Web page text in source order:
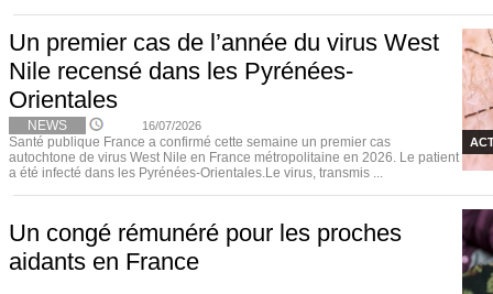
Un premier cas de l’année du virus West
Nile recensé dans les Pyrénées-
Orientales
NEWS 16/07/2026
Santé publique France a confirmé cette semaine un premier cas
autochtone de virus West Nile en France métropolitaine en 2026. Le patient
a été infecté dans les Pyrénées-Orientales.Le virus, transmis ...
Un congé rémunéré pour les proches
aidants en France